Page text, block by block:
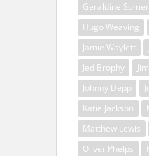
Geraldine
Hugo Weaving
Jamie Waylett
Jed Brophy
Johnny Depp
Katie Jackson
Matthew Lewis
Oliver Phelps